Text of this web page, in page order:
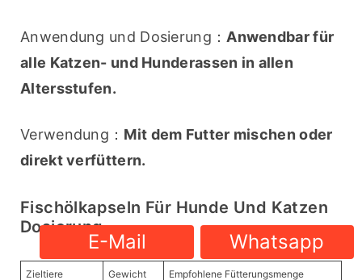
Anwendung und Dosierung：Anwendbar für
alle Katzen- und Hunderassen in allen
Altersstufen.
Verwendung： Mit dem Futter mischen oder
direkt verfüttern.
Fischölkapseln Für Hunde Und Katzen
Dosierung
Zieltiere Gewicht Empfohlene Fütterungsmenge
E-Mail Whatsapp